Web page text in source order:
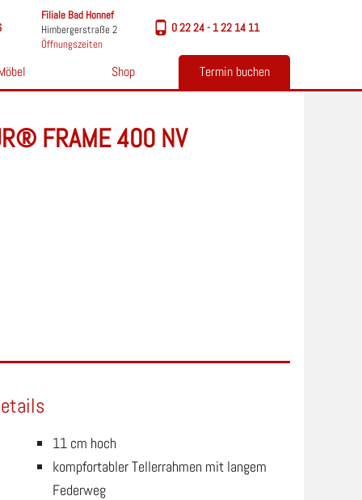
Shop Termin buchen
Filiale Bad Honnef
Himbergerstraße 2
Öffnungszeiten
0 22 24 - 1 22 14 11
FRAME 400 NV
11 cm hoch
kompfortabler Tellerrahmen mit langem
Federweg